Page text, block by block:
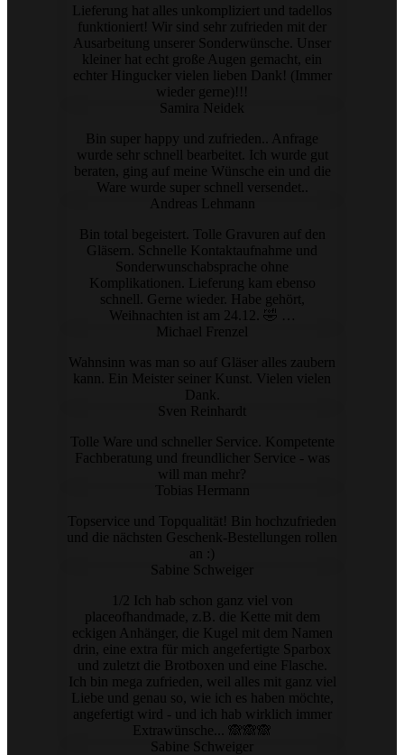
Lieferung hat alles unkompliziert und tadellos
funktioniert! Wir sind sehr zufrieden mit der
Ausarbeitung unserer Sonderwünsche. Unser
kleiner hat echt große Augen gemacht, ein
echter Hingucker vielen lieben Dank! (Immer
wieder gerne)!!!
Samira Neidek
Bin super happy und zufrieden.. Anfrage
wurde sehr schnell bearbeitet. Ich wurde gut
beraten, ging auf meine Wünsche ein und die
Ware wurde super schnell versendet..
Andreas Lehmann
Bin total begeistert. Tolle Gravuren auf den
Gläsern. Schnelle Kontaktaufnahme und
Sonderwunschabsprache ohne
Komplikationen. Lieferung kam ebenso
schnell. Gerne wieder. Habe gehört,
Weihnachten ist am 24.12. 🤣 …
Michael Frenzel
Wahnsinn was man so auf Gläser alles zaubern
kann. Ein Meister seiner Kunst. Vielen vielen
Dank.
Sven Reinhardt
Tolle Ware und schneller Service. Kompetente
Fachberatung und freundlicher Service - was
will man mehr?
Tobias Hermann
Topservice und Topqualität! Bin hochzufrieden
und die nächsten Geschenk-Bestellungen rollen
an :)
Sabine Schweiger
1/2 Ich hab schon ganz viel von
placeofhandmade, z.B. die Kette mit dem
eckigen Anhänger, die Kugel mit dem Namen
drin, eine extra für mich angefertigte Sparbox
und zuletzt die Brotboxen und eine Flasche.
Ich bin mega zufrieden, weil alles mit ganz viel
Liebe und genau so, wie ich es haben möchte,
angefertigt wird - und ich hab wirklich immer
Extrawünsche... 🙈🙈🙈
Sabine Schweiger